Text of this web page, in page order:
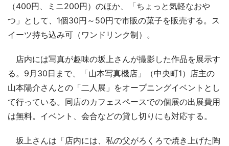
（400円、ミニ200円）のほか、「ちょっと気軽なおや
つ」として、1個30円～50円で市販の菓子を販売する。ス
イーツ持ち込み可（ワンドリンク制）。
店内には写真が趣味の坂上さんが撮影した作品を展示す
る。9月30日まで、「山本写真機店」（中央町1）店主の
山本陽介さんとの「二人展」をオープニングイベントとし
て行っている。同店のカフェスペースでの個展の出展費用
は無料。イベント、会合などの貸し切りにも対応する。
坂上さんは「店内には、私の父がろくろで焼き上げた陶